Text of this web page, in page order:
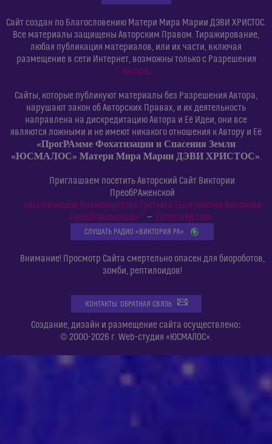
Сайт создан по Благословению Матери Мира Марии ДЭВИ ХРИСТОС.
Все материалы защищены Авторским Правом. Тиражирование,
любая публикация материалов, или их части, включая
размещение в сети Интернет, возможны только с Разрешения
Автора.
Сайты, которые публикуют материалы без Разрешения Автора,
нарушают закон об Авторских Правах, и их деятельность
направлена на дискредитацию Автора и Её Идеи, они все
являются ложными и не имеют никакого отношения к Автору и Её
«ПрогРАмме Фохатизации и Спасения Земли
«ЮСМАЛОС» Матери Мира Марии ДЭВИ ХРИСТОС».
Приглашаем посетить Авторский Сайт Виктории
ПреобРАженской
«Космическое Полиискусство Третьего Тысячелетия Виктории
ПреобРАженской»©— VictoriaRA.com
СЛУШАТЬ РАДИО «ВИКТОРИЯ РА»
Внимание! Просмотр Сайта смертельно опасен для биороботов,
зомби, рептилоидов!
КОНТАКТЫ. ОБРАТНАЯ СВЯЗЬ
Создание, дизайн и размещение сайта осуществлено:
© 2000-2026 г. Web-студия «ЮСМАЛОС».